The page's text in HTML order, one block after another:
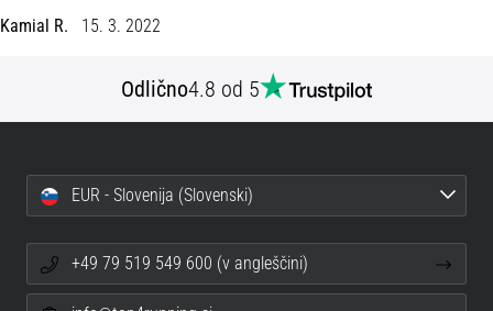
kako
V
»shuttle
run«
oziroma
tek
spremembo
Kamial R. 15. 3. 2022
Odlično4.8 od 5
EUR - Slovenija (Slovenski)
+49 79 519 549 600 (v angleščini)